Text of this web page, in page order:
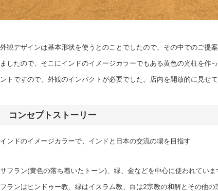
外観デザインは基本形状を使うとのことでしたので、その中でのご提
ましたので、そこにインドのイメージカラーでもある黄色の光柱を作
ントですので、外観のインパクトが必要でした。店内を開放的に見せ
コンセプトストーリー
インドのイメージカラーで、インドと日本の交流の場を目指す
サフラン(黄色の落ち着いたトーン)、緑、金などを中心に使われてい
フランはヒンドゥー教、緑はイスラム教、白は2宗教の和解とその他